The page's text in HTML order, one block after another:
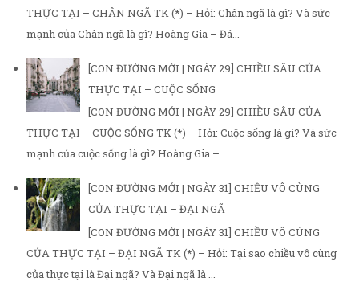
THỰC TẠI – CHÂN NGÃ TK (*) – Hỏi: Chân ngã là gì? Và sức
mạnh của Chân ngã là gì? Hoàng Gia – Đá...
[CON ĐƯỜNG MỚI | NGÀY 29] CHIỀU SÂU CỦA
THỰC TẠI – CUỘC SỐNG
[CON ĐƯỜNG MỚI | NGÀY 29] CHIỀU SÂU CỦA
THỰC TẠI – CUỘC SỐNG TK (*) – Hỏi: Cuộc sống là gì? Và sức
mạnh của cuộc sống là gì? Hoàng Gia –...
[CON ĐƯỜNG MỚI | NGÀY 31] CHIỀU VÔ CÙNG
CỦA THỰC TẠI – ĐẠI NGÃ
[CON ĐƯỜNG MỚI | NGÀY 31] CHIỀU VÔ CÙNG
CỦA THỰC TẠI – ĐẠI NGÃ TK (*) – Hỏi: Tại sao chiều vô cùng
của thực tại là Đại ngã? Và Đại ngã là ...